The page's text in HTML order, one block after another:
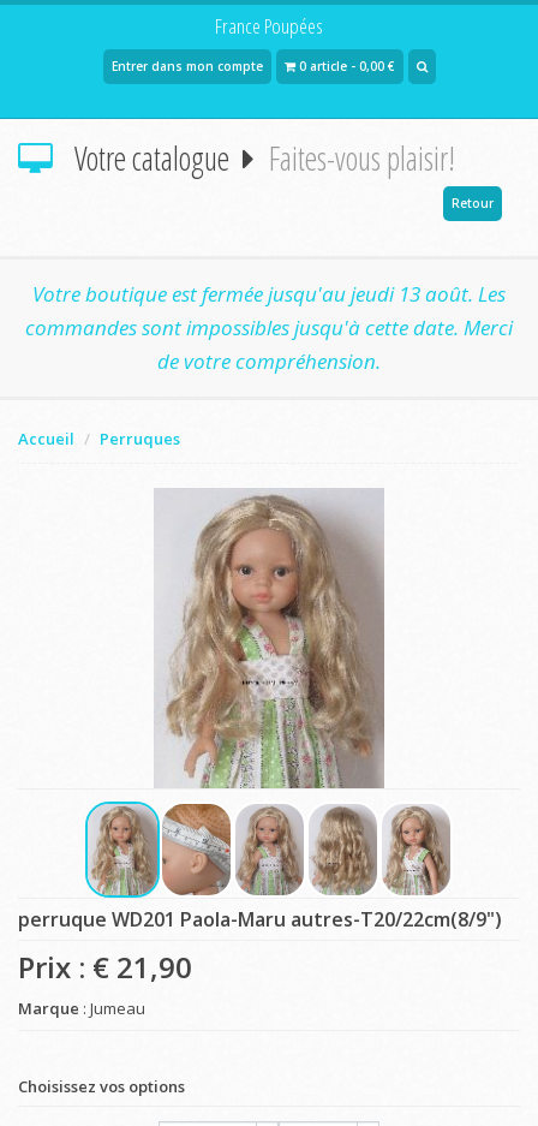
France Poupées
Entrer dans mon compte 0 article - 0,00 €
Votre catalogue Faites-vous plaisir!
Retour
Votre boutique est fermée jusqu'au jeudi 13 août. Les
commandes sont impossibles jusqu'à cette date. Merci
de votre compréhension.
Accueil Perruques
perruque WD201 Paola-Maru autres-T20/22cm(8/9")
Prix : € 21,90
Marque : Jumeau
Choisissez vos options